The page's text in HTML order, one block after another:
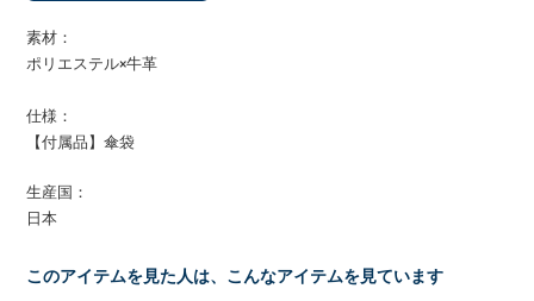
素材：
ポリエステル×牛革
仕様：
【付属品】傘袋
生産国：
日本
このアイテムを見た人は、こんなアイテムを見ています